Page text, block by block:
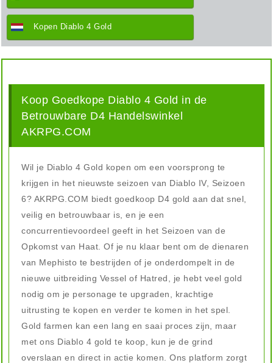
Kopen Diablo 4 Gold
Koop Goedkope Diablo 4 Gold in de
Betrouwbare D4 Handelswinkel
AKRPG.COM
Wil je Diablo 4 Gold kopen om een voorsprong te
krijgen in het nieuwste seizoen van Diablo IV, Seizoen
6? AKRPG.COM biedt goedkoop D4 gold aan dat snel,
veilig en betrouwbaar is, en je een
concurrentievoordeel geeft in het Seizoen van de
Opkomst van Haat. Of je nu klaar bent om de dienaren
van Mephisto te bestrijden of je onderdompelt in de
nieuwe uitbreiding Vessel of Hatred, je hebt veel gold
nodig om je personage te upgraden, krachtige
uitrusting te kopen en verder te komen in het spel.
Gold farmen kan een lang en saai proces zijn, maar
met ons Diablo 4 gold te koop, kun je de grind
overslaan en direct in actie komen. Ons platform zorgt